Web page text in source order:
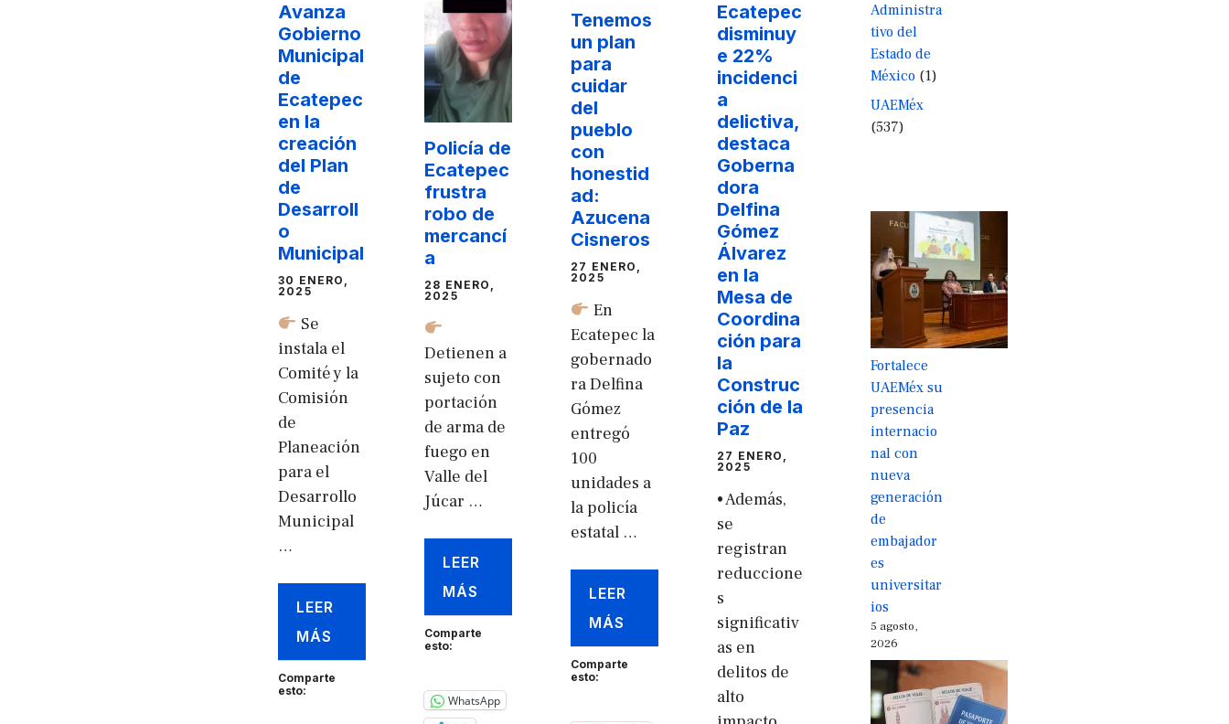
Avanza
Gobierno
Municipal
de
Ecatepec
en la
creación
del Plan
de
Desarroll
o
Municipal
30 ENERO,
2025
Se
instala el
Comité y la
Comisión
de
Planeación
para el
Desarrollo
Municipal
…
LEER
MÁS
Comparte
esto:
Policía de
Ecatepec
frustra
robo de
mercancí
a
28 ENERO,
2025
Detienen a
sujeto con
portación
de arma de
fuego en
Valle del
Júcar …
LEER
MÁS
Comparte
esto:
WhatsApp
Tenemos
un plan
para
cuidar
del
pueblo
con
honestid
ad:
Azucena
Cisneros
27 ENERO,
2025
En
Ecatepec la
gobernado
ra Delfina
Gómez
entregó
100
unidades a
la policía
estatal …
LEER
MÁS
Comparte
esto:
Ecatepec
disminuy
e 22%
incidenci
a
delictiva,
destaca
Goberna
dora
Delfina
Gómez
Álvarez
en la
Mesa de
Coordina
ción para
la
Construc
ción de la
Paz
27 ENERO,
2025
• Además,
se
registran
reduccione
s
significativ
as en
delitos de
alto
Administra
tivo del
Estado de
México (1)
UAEMéx
(537)
Fortalece
UAEMéx su
presencia
internacio
nal con
nueva
generación
de
embajador
es
universitar
ios
5 agosto,
2026